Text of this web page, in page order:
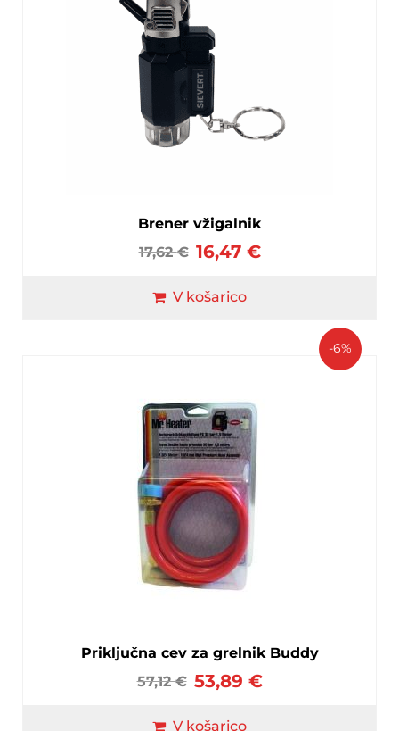
Brener vžigalnik
17,62€ 16,47€
V košarico
-6%
Priključna cev za grelnik Buddy
57,12€ 53,89 €
V košarico